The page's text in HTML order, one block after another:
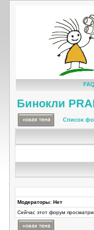
FAQ
Бинокли
Список
Модераторы: Нет
Сейчас этот форум